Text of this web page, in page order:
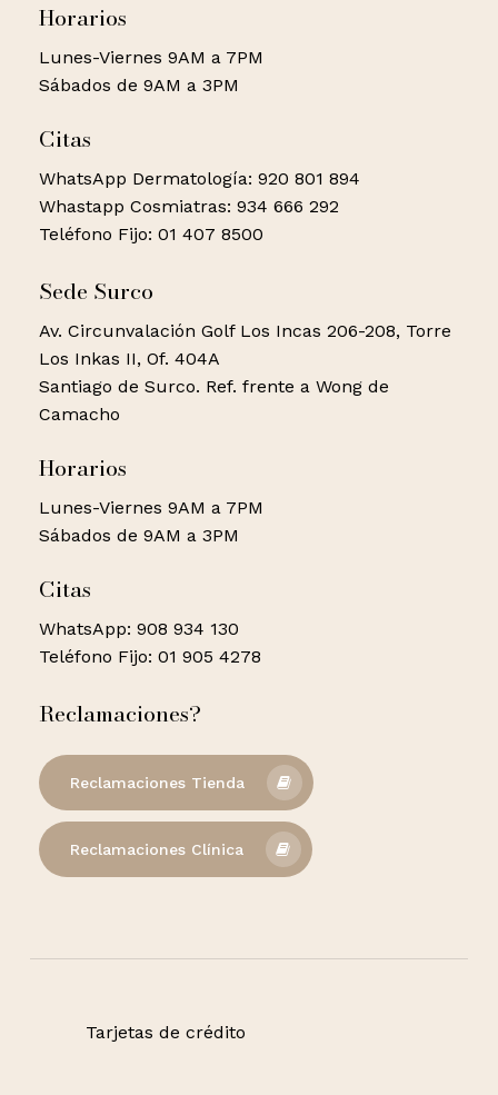
Horarios
Lunes-Viernes 9AM a 7PM
Sábados de 9AM a 3PM
Citas
WhatsApp Dermatología: 920 801 894
Whastapp Cosmiatras: 934 666 292
Teléfono Fijo: 01 407 8500
Sede Surco
Av. Circunvalación Golf Los Incas 206-208, Torre
Los Inkas II, Of. 404A
Santiago de Surco. Ref. frente a Wong de
Camacho
Horarios
Lunes-Viernes 9AM a 7PM
Sábados de 9AM a 3PM
Citas
WhatsApp: 908 934 130
Teléfono Fijo: 01 905 4278
Reclamaciones?
Reclamaciones Tienda
Reclamaciones Clínica
Tarjetas de crédito